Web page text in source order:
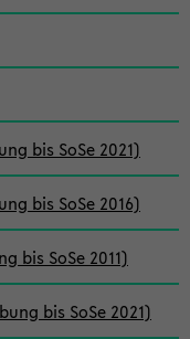
bis SoSe 2021)
bis SoSe 2016)
bis SoSe 2011)
bis SoSe 2021)